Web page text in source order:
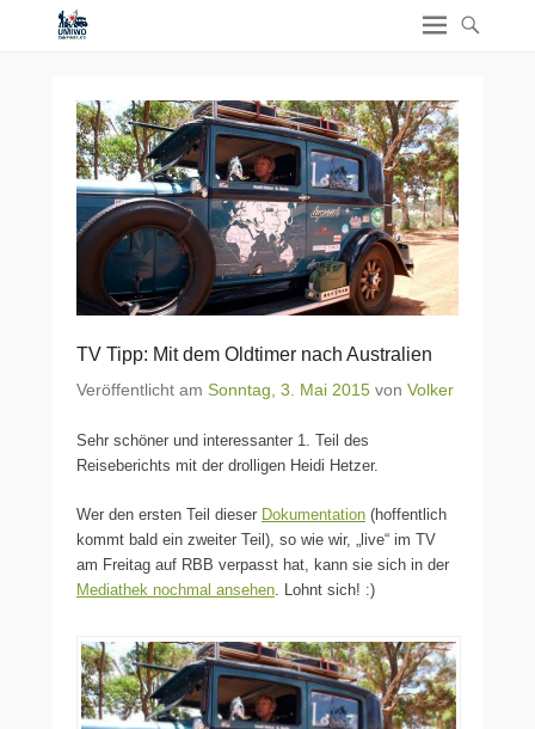
TV Tipp: Mit dem Oldtimer nach Australien
Veröffentlicht am Sonntag, 3. Mai 2015 von Volker
Sehr schöner und interessanter 1. Teil des
Reiseberichts mit der drolligen Heidi Hetzer.
Wer den ersten Teil dieser Dokumentation (hoffentlich
kommt bald ein zweiter Teil), so wie wir, „live“ im TV
am Freitag auf RBB verpasst hat, kann sie sich in der
Mediathek nochmal ansehen. Lohnt sich! :)